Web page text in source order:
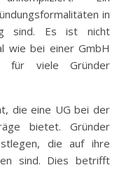
in
sind. Es ist nicht
wie bei einer GmbH
für viele Gründer
die eine UG bei der
bietet. Gründer
die auf ihre
sind. Dies betrifft